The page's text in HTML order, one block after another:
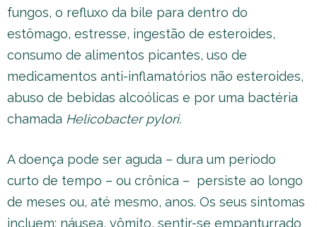
fungos, o refluxo da bile para dentro do
estômago, estresse, ingestão de esteroides,
consumo de alimentos picantes, uso de
medicamentos anti-inflamatórios não esteroides,
abuso de bebidas alcoólicas e por uma bactéria
chamada Helicobacter pylori.
A doença pode ser aguda – dura um período
curto de tempo – ou crônica – persiste ao longo
de meses ou, até mesmo, anos. Os seus sintomas
incluem: náusea, vômito, sentir-se empanturrado